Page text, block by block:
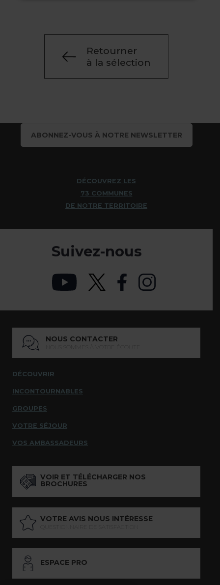
Retourner
à la sélection
ABONNEZ-VOUS À NOTRE NEWSLETTER
DÉCOUVREZ LES
73 COMMUNES
DE NOTRE TERRITOIRE
Suivez-nous
NOUS CONTACTER
DÉCOUVRIR
INCONTOURNABLES
GROUPES
VOTRE SÉJOUR
VOS AMBASSADEURS
VOIR ET TÉLÉCHARGER NOS
BROCHURES
VOTRE AVIS NOUS INTÉRESSE
ESPACE PRO